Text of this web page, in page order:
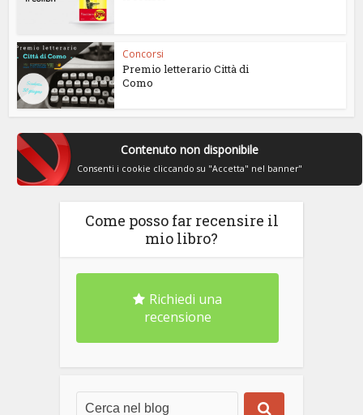
Concorsi
Premio letterario Città di
Como
Contenuto non disponibile
Consenti i cookie cliccando su "Accetta" nel banner"
Come posso far recensire il
mio libro?
Richiedi una
recensione